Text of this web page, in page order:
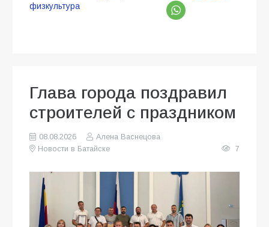
физкультура
Глава города поздравил
строителей с праздником
08.08.2026
Алена Васнецова
Новости в Батайске
7